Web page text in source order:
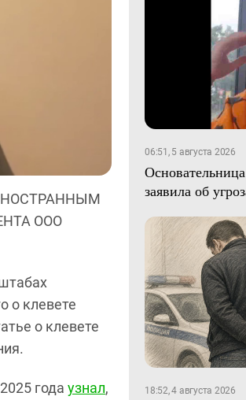
ООО
о клевете
о клевете
года узнал,
06:51, 5 августа 2026
заявила об
18:52, 4 августа 2026